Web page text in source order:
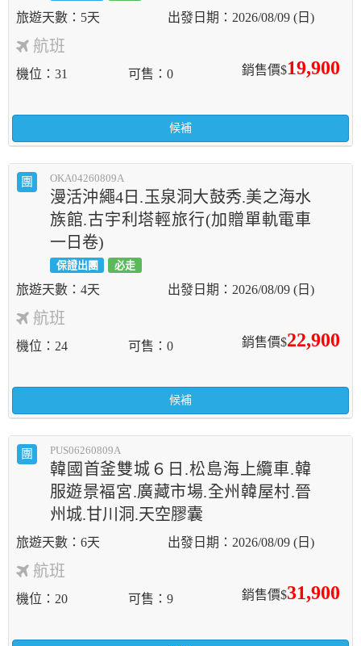
5天 2026/08/09 (日)
航班
銷售價$19,900
機位 31 可售 0
候補
團 OKA04260809A
漫活沖繩4日.玉泉洞大鼓秀.美之海水
族館.古宇利塔輕旅行(加贈單軌電車
一日卷)
保證出團 必走
4天 2026/08/09 (日)
航班
銷售價$22,900
機位 24 可售 0
候補
團 PUS06260809A
韓國首釜雙城６日.松島海上纜車.韓
服遊景褔宮.廣藏市場.全州韓屋村.晉
州城.甘川洞.天空膠囊
6天 2026/08/09 (日)
航班
銷售價$31,900
機位 20 可售 9